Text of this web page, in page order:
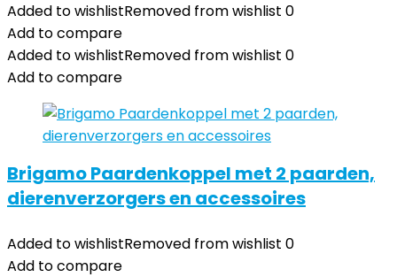
Added to wishlistRemoved from wishlist 0
Add to compare
Added to wishlistRemoved from wishlist 0
Add to compare
Brigamo Paardenkoppel met 2 paarden,
dierenverzorgers en accessoires
Added to wishlistRemoved from wishlist 0
Add to compare